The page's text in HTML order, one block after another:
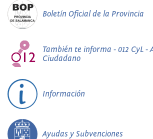
Boletín Oficial de la Provincia
También te informa - 012 CyL -
Ciudadano
Información
Ayudas y Subvenciones